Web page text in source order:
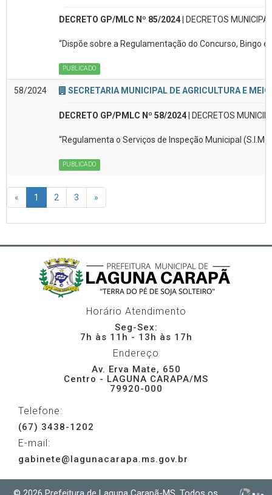
DECRETO GP/MLC Nº 85/2024| DECRETOS
“Dispõe sobre a Regulamentação do Concurso, Bingo
PUBLICADO
58/2024 SECRETARIA MUNICIPAL DE AGRICULTURA E
DECRETO GP/PMLC Nº 58/2024| DECRETOS
“Regulamenta o Serviços de Inspeção Municipal
PUBLICADO
« 1 2 3 »
Horário Atendimento
Seg-Sex:
7h às 11h - 13h às 17h
Endereço
Av. Erva Mate, 650
Centro - LAGUNA CARAPA/MS
79920-000
Telefone:
(67) 3438-1202
E-mail:
gabinete@lagunacarapa.ms.gov.br